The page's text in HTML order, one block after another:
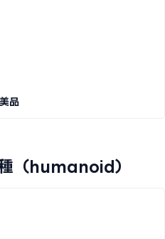
品
（humanoid）